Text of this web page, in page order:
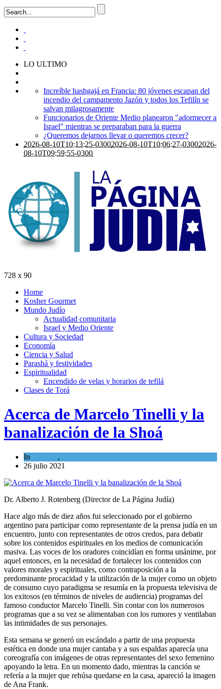
LO ULTIMO
Increíble hashgajá en Francia: 80 jóvenes escapan del
incendio del campamento Jazón y todos los Tefilín se
salvan milagrosamente
Funcionarios de Oriente Medio planearon "adormecer a
Israel" mientras se preparaban para la guerra
¿Queremos dejarnos llevar o queremos crecer?
2026-08-10T10:13:25-03002026-08-10T10:06:27-03002026-
08-10T09:59:55-0300
728 x 90
Home
Kosher Gourmet
Mundo Judío
Actualidad comunitaria
Israel y Medio Oriente
Cultura y Sociedad
Economía
Ciencia y Salud
Parashá y festividades
Espiritualidad
Encendido de velas y horarios de tefilá
Clases de Torá
Acerca de Marcelo Tinelli y la
banalización de la Shoá
In ,
26 julio 2021
Dr. Alberto J. Rotenberg (Director de La Página Judía)
Hace algo más de diez años fui seleccionado por el gobierno
argentino para participar como representante de la prensa judía en un
encuentro, junto con representantes de otros credos, para debatir
sobre los contenidos espirituales en los medios de comunicación
masiva. Las voces de los oradores coincidían en forma unánime, por
aquel entonces, en la necesidad de fortalecer los contenidos con
valores morales y espirituales, como contraposición a la
predominante procacidad y la utilización de la mujer como un objeto
de consumo cuyo paradigma se resumía en la propuesta televisiva de
los exitosos (en términos de niveles de audiencia) programas del
famoso conductor Marcelo Tinelli. Sin contar con los numerosos
programas que a su vez se alimentaban con los rumores y ventilaban
las intimidades de sus personajes.
Esta semana se generó un escándalo a partir de una propuesta
estética en donde una mujer cantaba y a sus espaldas aparecía una
coreografía con imágenes de otras representantes del sexo femenino
apoyando la letra. En un momento dado, mientras la canción se
refería a la mujer que rehúsa quedarse en la casa, apareció la imagen
de Ana Frank.